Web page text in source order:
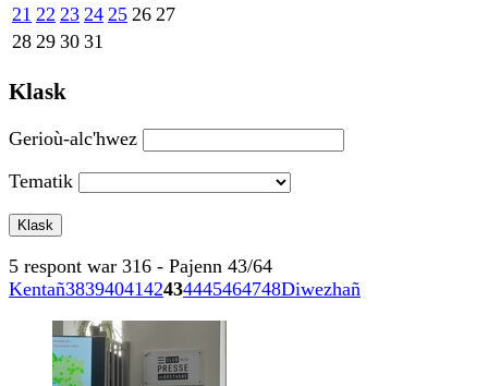
21 22 23 24 25 26 27
28 29 30 31
Klask
Gerioù-alc'hwez
Tematik
5 respont war 316 - Pajenn 43/64
Kentañ3839404142434445464748Diwezhañ